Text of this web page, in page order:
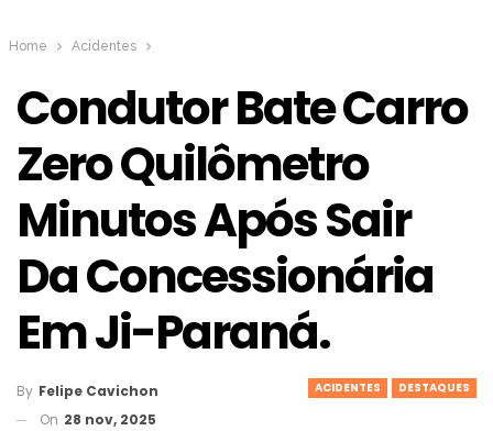
Home Acidentes
Condutor Bate Carro
Zero Quilômetro
Minutos Após Sair
Da Concessionária
Em Ji-Paraná.
ACIDENTES DESTAQUES
By Felipe Cavichon
On 28 nov, 2025